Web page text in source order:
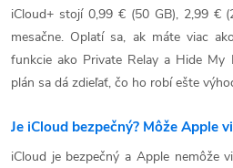
iCloud+ stojí 0,99 € (50 GB), 2,99 €
mesačne. Oplatí sa, ak máte viac
funkcie ako Private Relay a Hide
plán sa dá zdieľať, čo ho robí ešte
Je iCloud bezpečný? Môže Apple
iCloud je bezpečný a Apple nemôže